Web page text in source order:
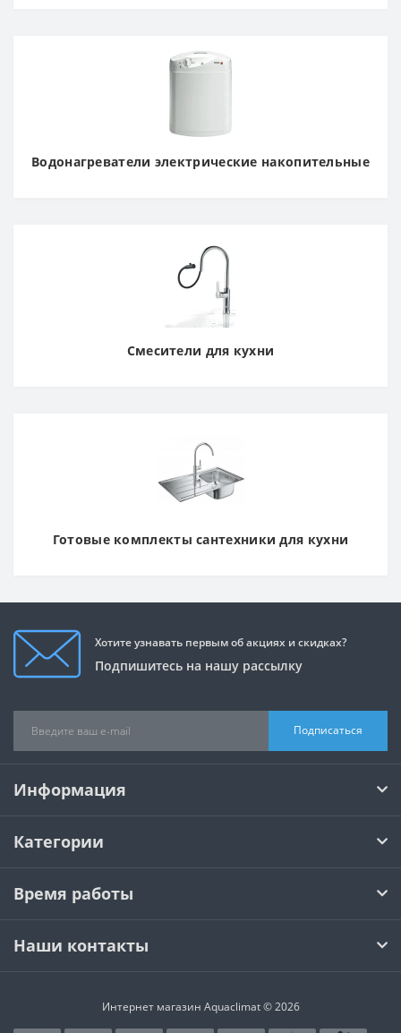
Водонагреватели электрические накопительные
Смесители для кухни
Готовые комплекты сантехники для кухни
Хотите узнавать первым об акциях и скидках?
Подпишитесь на нашу рассылку
Подписаться
Информация
Категории
Время работы
Наши контакты
Интернет магазин Aquaclimat © 2026